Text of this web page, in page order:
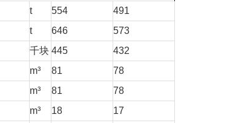
t 554
491
t 646
573
千块 445
432
m³ 81
78
m³ 81
78
m³ 18
17